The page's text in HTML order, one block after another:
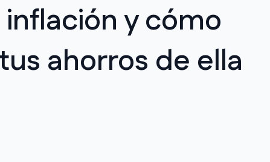
inflación y cómo
ahorros de ella